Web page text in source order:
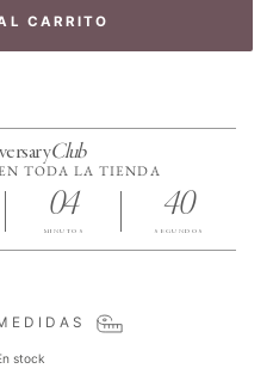
CARRITO
Club
TODA LA TIENDA
04
MINUTOS
40
SEGUNDOS
stock